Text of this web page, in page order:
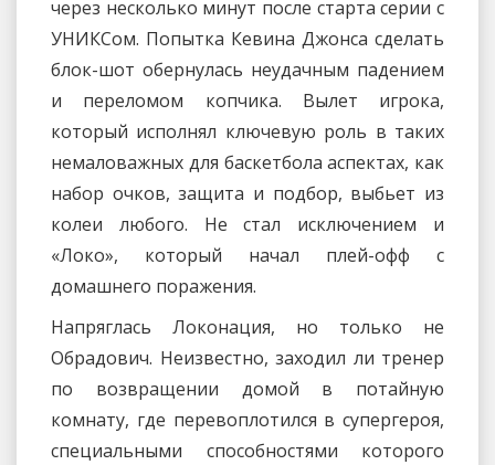
через несколько минут после старта серии с
УНИКСом. Попытка Кевина Джонса сделать
блок-шот обернулась неудачным падением
и переломом копчика. Вылет игрока,
который исполнял ключевую роль в таких
немаловажных для баскетбола аспектах, как
набор очков, защита и подбор, выбьет из
колеи любого. Не стал исключением и
«Локо», который начал плей-офф с
домашнего поражения.
Напряглась Локонация, но только не
Обрадович. Неизвестно, заходил ли тренер
по возвращении домой в потайную
комнату, где перевоплотился в супергероя,
специальными способностями которого